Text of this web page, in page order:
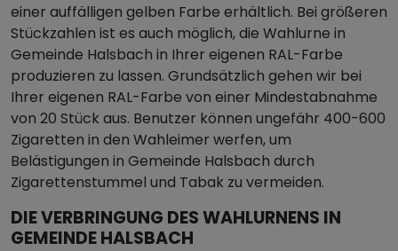
einer auffälligen gelben Farbe erhältlich. Bei größeren
Stückzahlen ist es auch möglich, die Wahlurne in
Gemeinde Halsbach in Ihrer eigenen RAL-Farbe
produzieren zu lassen. Grundsätzlich gehen wir bei
Ihrer eigenen RAL-Farbe von einer Mindestabnahme
von 20 Stück aus. Benutzer können ungefähr 400-600
Zigaretten in den Wahleimer werfen, um
Belästigungen in Gemeinde Halsbach durch
Zigarettenstummel und Tabak zu vermeiden.
DIE VERBRINGUNG DES WAHLURNENS IN
GEMEINDE HALSBACH